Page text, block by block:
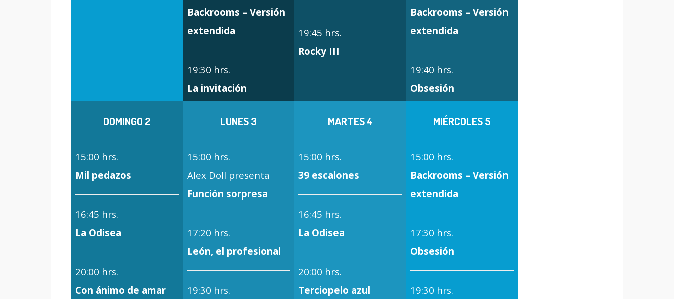
Backrooms – Versión
extendida
19:30 hrs.
La invitación
19:45 hrs.
Rocky III
Backrooms – Versión
extendida
19:40 hrs.
Obsesión
DOMINGO 2
15:00 hrs.
Mil pedazos
16:45 hrs.
La Odisea
20:00 hrs.
Con ánimo de amar
LUNES 3
15:00 hrs.
Alex Doll presenta
Función sorpresa
17:20 hrs.
León, el profesional
19:30 hrs.
MARTES 4
15:00 hrs.
39 escalones
16:45 hrs.
La Odisea
20:00 hrs.
Terciopelo azul
MIÉRCOLES 5
15:00 hrs.
Backrooms – Versión
extendida
17:30 hrs.
Obsesión
19:30 hrs.